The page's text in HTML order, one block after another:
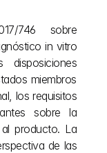
746 sobre
in vitro
disposiciones
miembros
los requisitos
sobre la
producto. La
de las